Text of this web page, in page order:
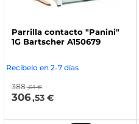
Parrilla contacto "Panini"
1G Bartscher A150679
Recíbelo en 2-7 días
388 ,01 €
306,53 €